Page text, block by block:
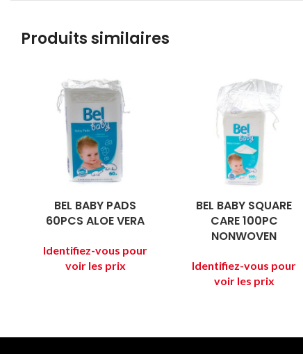
Produits similaires
BEL BABY PADS
60PCS ALOE VERA
BEL BABY SQUARE
CARE 100PC
NONWOVEN